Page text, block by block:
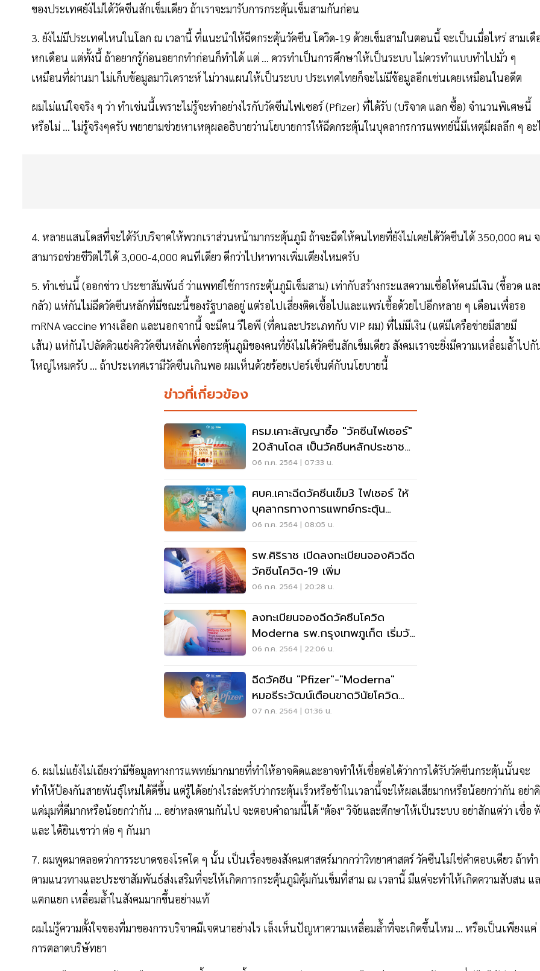
ของประเทศยังไม่ได้วัคซีนสักเข็มเดียว ถ้าเราจะมารับการกระตุ้นเข็มสามกันก่อน
3. ยังไม่มีประเทศไหนในโลก ณ เวลานี้ ที่แนะนำให้ฉีดกระตุ้นวัคซีน โควิด-19 ด้วยเข็มสามในตอนนี้ จะเป็นเมื่อไหร่ สามเดื
หกเดือน แต่ทั้งนี้ ถ้าอยากรู้ก่อนอยากทำก่อนก็ทำได้ แต่ ... ควรทำเป็นการศึกษาให้เป็นระบบ ไม่ควรทำแบบทำไปมั่ว ๆ
เหมือนที่ผ่านมา ไม่เก็บข้อมูลมาวิเคราะห์ ไม่วางแผนให้เป็นระบบ ประเทศไทยก็จะไม่มีข้อมูลอีกเช่นเคยเหมือนในอดีต
ผมไม่แน่ใจจริง ๆ ว่า ทำเช่นนี้เพราะไม่รู้จะทำอย่างไรกับวัคซีนไฟเซอร์ (Pfizer) ที่ได้รับ (บริจาค แลก ซื้อ) จำนวนพิเศษนี้
หรือไม่ ... ไม่รู้จริงๆครับ พยายามช่วยหาเหตุผลอธิบายว่านโยบายการให้ฉีดกระตุ้นในบุคลากรการแพทย์นี้มีเหตุมีผลลึก ๆ อะ
4. หลายแสนโดสที่จะได้รับบริจาคให้พวกเราส่วนหน้ามากระตุ้นภูมิ ถ้าจะฉีดให้คนไทยที่ยังไม่เคยได้วัคซีนได้ 350,000 คน
สามารถช่วยชีวิตไว้ได้ 3,000-4,000 คนทีเดียว ดีกว่าไปหาทางเพิ่มเตียงไหมครับ
5. ทำเช่นนี้ (ออกข่าว ประชาสัมพันธ์ ว่าแพทย์ใช้การกระตุ้นภูมิเข็มสาม) เท่ากับสร้างกระแสความเชื่อให้คนมีเงิน (ขี้อวด แล
กลัว) แห่กันไม่ฉีดวัคซีนหลักที่มีขณะนี้ของรัฐบาลอยู่ แต่รอไปเสี่ยงติดเชื้อไปและแพร่เชื้อด้วยไปอีกหลาย ๆ เดือนเพื่อรอ
mRNA vaccine ทางเลือก และนอกจากนี้ จะมีคน วีไอพี (ที่คนละประเภทกับ VIP ผม) ที่ไม่มีเงิน (แต่มีเครือข่ายมีสายมี
เส้น) แห่กันไปลัดคิวแย่งคิววัคซีนหลักเพื่อกระตุ้นภูมิของคนที่ยังไม่ได้วัคซีนสักเข็มเดียว สังคมเราจะยิ่งมีความเหลื่อมล้ำไปกั
ใหญ่ไหมครับ ... ถ้าประเทศเรามีวัคซีนเกินพอ ผมเห็นด้วยร้อยเปอร์เซ็นต์กับนโยบายนี้
ข่าวที่เกี่ยวข้อง
ครม.เคาะสัญญาซื้อ "วัคซีนไฟเซอร์"
20ล้านโดส เป็นวัคซีนหลักประชาชน
ฉีดฟรี
06 ก.ค. 2564 | 07:33 น.
ศบค.เคาะฉีดวัคซีนเข็ม3 ไฟเซอร์ ให้
บุคลากรทางการแพทย์กระตุ้น
ภูมิคุ้มกัน
06 ก.ค. 2564 | 08:05 น.
รพ.ศิริราช เปิดลงทะเบียนจองคิวฉีด
วัคซีนโควิด-19 เพิ่ม
06 ก.ค. 2564 | 20:28 น.
ลงทะเบียนจองฉีดวัคซีนโควิด
Moderna รพ.กรุงเทพภูเก็ต เริ่มวัน
นี้
06 ก.ค. 2564 | 22:06 น.
ฉีดวัคซีน "Pfizer"-"Moderna"
หมอธีระวัฒน์เตือนขาดวินัยโควิด
ระบาดได้อีก
07 ก.ค. 2564 | 01:36 น.
6. ผมไม่แย้งไม่เถียงว่ามีข้อมูลทางการแพทย์มากมายที่ทำให้อาจคิดและอาจทำให้เชื่อต่อได้ว่าการได้รับวัคซีนกระตุ้นนั้นจะ
ทำให้ป้องกันสายพันธุ์ใหม่ได้ดีขึ้น แต่รู้ได้อย่างไรล่ะครับว่ากระตุ้นเร็วหรือช้าในเวลานี้จะให้ผลเสียมากหรือน้อยกว่ากัน อย่า
แค่มุมที่ดีมากหรือน้อยกว่ากัน ... อย่าหลงตามกันไป จะตอบคำถามนี้ได้ "ต้อง" วิจัยและศึกษาให้เป็นระบบ อย่าสักแต่ว่า เชื่อ
และ ได้ยินเขาว่า ต่อ ๆ กันมา
7. ผมพูดมาตลอดว่าการระบาดของโรคใด ๆ นั้น เป็นเรื่องของสังคมศาสตร์มากกว่าวิทยาศาสตร์ วัคซีนไม่ใช่คำตอบเดียว ถ้าทำ
ตามแนวทางและประชาสัมพันธ์ส่งเสริมที่จะให้เกิดการกระตุ้นภูมิคุ้มกันเข็มที่สาม ณ เวลานี้ มีแต่จะทำให้เกิดความสับสน แ
แตกแยก เหลื่อมล้ำในสังคมมากขึ้นอย่างแท้
ผมไม่รู้ความตั้งใจของที่มาของการบริจาคมีเจตนาอย่างไร เล็งเห็นปัญหาความเหลื่อมล้ำที่จะเกิดขึ้นไหม ... หรือเป็นเพียงแค่
การตลาดบริษัทยา